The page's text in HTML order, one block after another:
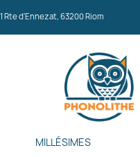
1 Rte d'Ennezat, 63200 Riom
MILLÉSIMES